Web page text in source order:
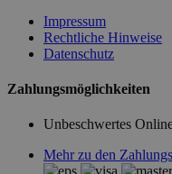
Impressum
Rechtliche Hinweise
Datenschutz
Zahlungsmöglichkeiten
Unbeschwertes
Mehr zu den